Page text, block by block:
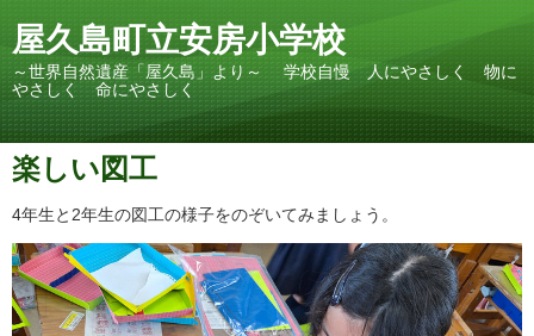
屋久島町立安房小学校
～世界自然遺産「屋久島」より～ 学校自慢 人にやさしく 物に
やさしく 命にやさしく
楽しい図工
4年生と2年生の図工の様子をのぞいてみましょう。